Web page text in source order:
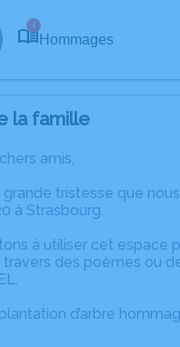
1
Hommages
la famille
amis,
grande tristesse que
à Strasbourg.
à utiliser cet espace
des poèmes ou
d’arbre